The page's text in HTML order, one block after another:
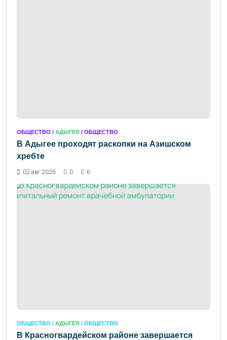
ОБЩЕСТВО / АДЫГЕЯ / ОБЩЕСТВО
В Адыгее проходят раскопки на Азишском
хребте
02 авг 2026
0 6
ОБЩЕСТВО / АДЫГЕЯ / ОБЩЕСТВО
В Красногвардейском районе завершается